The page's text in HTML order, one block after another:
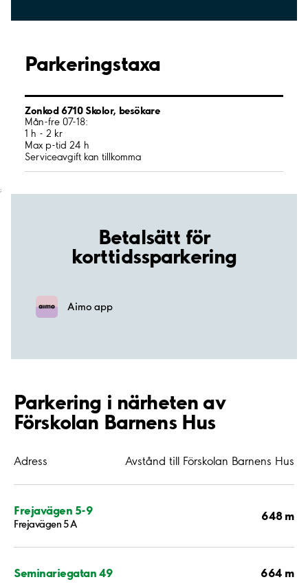
Parkeringstaxa
Zonkod 6710 Skolor, besökare
Mån-fre 07-18:
1 h - 2 kr
Max p-tid 24 h
Serviceavgift kan tillkomma
;
Betalsätt för
korttidssparkering
Aimo app
Parkering i närheten av
Förskolan Barnens Hus
Adress Avstånd till Förskolan Barnens Hus
Frejavägen 5-9
Frejavägen 5 A
648 m
Seminariegatan 49 664 m